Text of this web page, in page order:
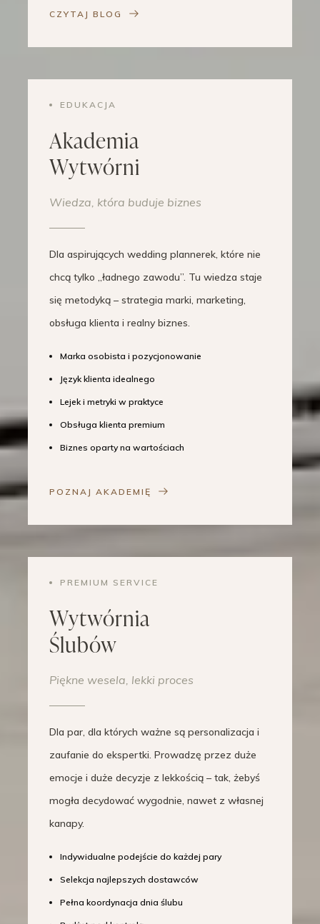
CZYTAJ BLOG
EDUKACJA
Akademia
Wytwórni
Wiedza, która buduje biznes
Dla aspirujących wedding plannerek, które nie
chcą tylko „ładnego zawodu”. Tu wiedza staje
się metodyką – strategia marki, marketing,
obsługa klienta i realny biznes.
Marka osobista i pozycjonowanie
Język klienta idealnego
Lejek i metryki w praktyce
Obsługa klienta premium
Biznes oparty na wartościach
POZNAJ AKADEMIĘ
PREMIUM SERVICE
Wytwórnia
Ślubów
Piękne wesela, lekki proces
Dla par, dla których ważne są personalizacja i
zaufanie do ekspertki. Prowadzę przez duże
emocje i duże decyzje z lekkością – tak, żebyś
mogła decydować wygodnie, nawet z własnej
kanapy.
Indywidualne podejście do każdej pary
Selekcja najlepszych dostawców
Pełna koordynacja dnia ślubu